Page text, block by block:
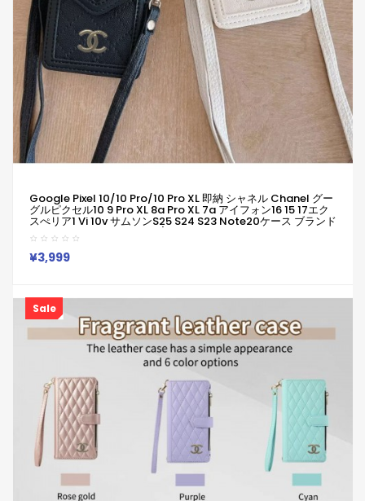
Google Pixel 10/10 Pro/10 Pro XL 即納 シャネル Chanel グー
グルピクセル10 9 Pro XL 8a Pro XL 7a アイフォン16 15 17エク
スぺリア1 Vi 10v サムソンs25 S24 S23 Note20ケース ブランド
Galaxy A55 A54 A56 S25/S24 Ultraケースシャネル Chanel
ピクセル 8a Pro 7a 6/7/6a/9a 10ブランドケース Iphone17 16
15/14/13 保護カバー
¥3,999
Sale